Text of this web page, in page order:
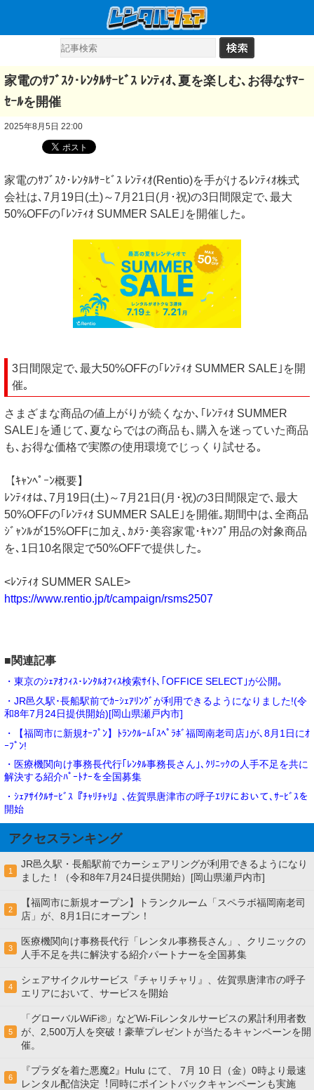
家電のｻﾌﾞｽｸ･ﾚﾝﾀﾙｻｰﾋﾞｽ ﾚﾝﾃｨｵ､夏を楽しむ､お得なｻﾏｰ
ｾｰﾙを開催
2025年8月5日 22:00
家電のｻﾌﾞｽｸ･ﾚﾝﾀﾙｻｰﾋﾞｽ ﾚﾝﾃｨｵ(Rentio)を手がけるﾚﾝﾃｨｵ株式
会社は､7月19日(土)～7月21日(月･祝)の3日間限定で､最大
50%OFFの｢ﾚﾝﾃｨｵ SUMMER SALE｣を開催した｡
3日間限定で､最大50%OFFの｢ﾚﾝﾃｨｵ SUMMER SALE｣を開
催｡
さまざまな商品の値上がりが続くなか､｢ﾚﾝﾃｨｵ SUMMER
SALE｣を通じて､夏ならではの商品も､購入を迷っていた商品
も､お得な価格で実際の使用環境でじっくり試せる｡
【ｷｬﾝﾍﾟｰﾝ概要】
ﾚﾝﾃｨｵは､7月19日(土)～7月21日(月･祝)の3日間限定で､最大
50%OFFの｢ﾚﾝﾃｨｵ SUMMER SALE｣を開催｡期間中は､全商品
ｼﾞｬﾝﾙが15%OFFに加え､ｶﾒﾗ･美容家電･ｷｬﾝﾌﾟ用品の対象商品
を､1日10名限定で50%OFFで提供した｡
<ﾚﾝﾃｨｵ SUMMER SALE>
https://www.rentio.jp/t/campaign/rsms2507
■関連記事
・東京のｼｪｱｵﾌｨｽ･ﾚﾝﾀﾙｵﾌｨｽ検索ｻｲﾄ､｢OFFICE SELECT｣が公開｡
・JR邑久駅･長船駅前でｶｰｼｪｱﾘﾝｸﾞが利用できるようになりました!(令
和8年7月24日提供開始)[岡山県瀬戸内市]
・【福岡市に新規ｵｰﾌﾟﾝ】ﾄﾗﾝｸﾙｰﾑ｢ｽﾍﾟﾗﾎﾞ福岡南老司店｣が､8月1日にｵ
ｰﾌﾟﾝ!
・医療機関向け事務長代行｢ﾚﾝﾀﾙ事務長さん｣､ｸﾘﾆｯｸの人手不足を共に
解決する紹介ﾊﾟｰﾄﾅｰを全国募集
・ｼｪｱｻｲｸﾙｻｰﾋﾞｽ『ﾁｬﾘﾁｬﾘ』､佐賀県唐津市の呼子ｴﾘｱにおいて､ｻｰﾋﾞｽを
開始
アクセスランキング
1
JR邑久駅・長船駅前でカーシェアリングが利用できるようになり
ました！（令和8年7月24日提供開始）[岡山県瀬戸内市]
2
【福岡市に新規オープン】トランクルーム「スペラボ福岡南老司
店」が、8月1日にオープン！
3
医療機関向け事務長代行「レンタル事務長さん」、クリニックの
人手不足を共に解決する紹介パートナーを全国募集
4
シェアサイクルサービス『チャリチャリ』、佐賀県唐津市の呼子
エリアにおいて、サービスを開始
5
「グローバルWiFi®」などWi-Fiレンタルサービスの累計利用者数
が、2,500万人を突破！豪華プレゼントが当たるキャンペーンを開
催。
6
『プラダを着た悪魔2』Hulu にて、 7⽉ 10 ⽇（金）0時より最速
レンタル配信決定︕同時にポイントバックキャンペーンも実施